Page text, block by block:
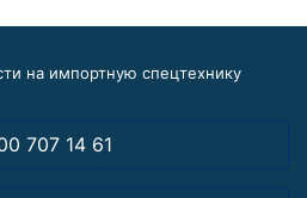
на импортную спецтехнику
707 14 61